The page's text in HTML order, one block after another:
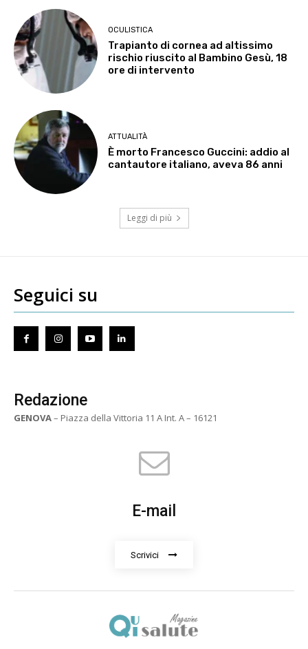
OCULISTICA
Trapianto di cornea ad altissimo
rischio riuscito al Bambino Gesù, 18
ore di intervento
ATTUALITÀ
È morto Francesco Guccini: addio al
cantautore italiano, aveva 86 anni
Leggi di più
Seguici su
Redazione
GENOVA– Piazza della Vittoria 11 A Int. A – 16121
E-mail
Scrivici